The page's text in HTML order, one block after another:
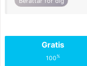
Gratis
100%